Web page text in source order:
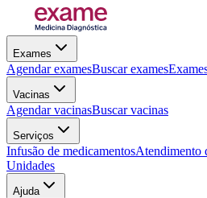
Exames
Agendar examesBuscar exames
Vacinas
Agendar vacinasBuscar vacinas
Serviços
Infusão de medicamentosAtendimento
Unidades
Ajuda